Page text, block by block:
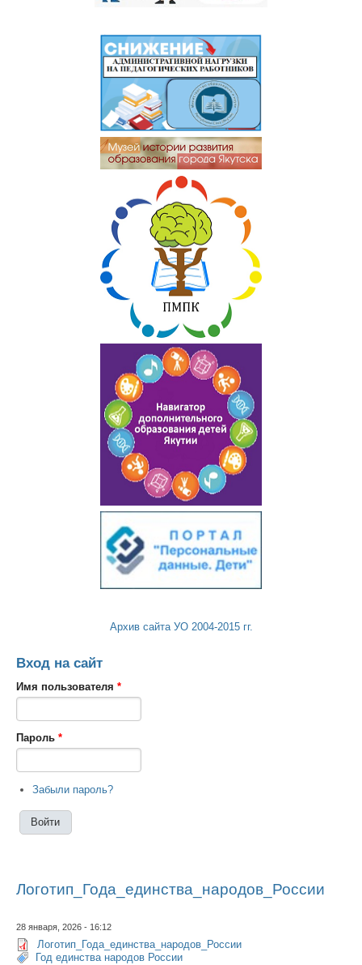
Архив сайта УО 2004-2015 гг.
Вход на сайт
Имя пользователя *
Пароль *
Забыли пароль?
Логотип_Года_единства_народов_России
28 января, 2026 - 16:12
Логотип_Года_единства_народов_России
Год единства народов России